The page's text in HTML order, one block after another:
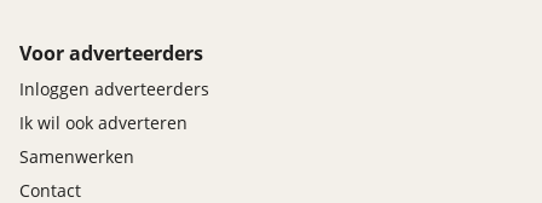
Voor adverteerders
Inloggen adverteerders
Ik wil ook adverteren
Samenwerken
Contact